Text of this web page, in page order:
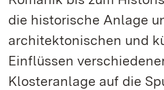
die historische Anlage
architektonischen und
Einflüssen
Klosteranlage auf die